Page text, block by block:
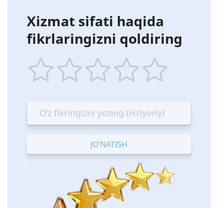
Xizmat sifati haqida
fikrlaringizni qoldiring
star
Terrible
stars
—
Bad
stars
—
OK
stars
—
Good
stars
—
Excellent